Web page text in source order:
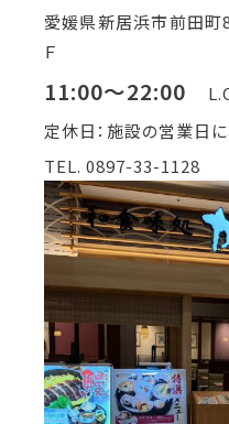
愛媛県新居浜市前田
Ｆ
11:00～22:00
定休日：施設の営業日
TEL. 0897-33-1128